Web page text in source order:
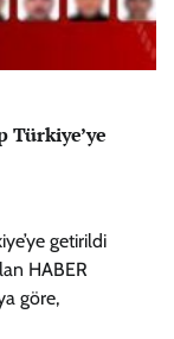
Türkiye’ye
getirildi
HABER
göre,